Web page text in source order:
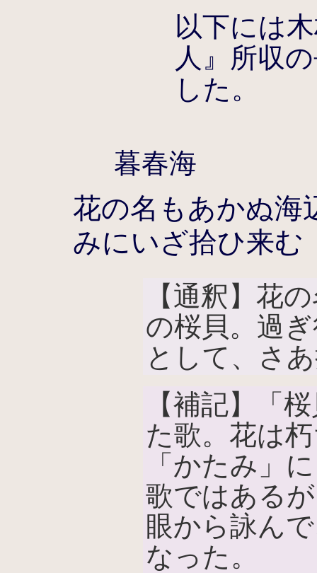
以下には
人』所収
した。
暮春海
花の名もあかぬ海
みにいざ拾ひ来む
【通釈】花
の桜貝。過
として、さ
【補記】「
た歌。花は
「かたみ」
歌ではある
眼から詠ん
なった。